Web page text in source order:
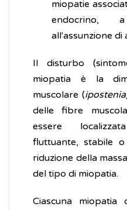
miopatie
endocrino,
all'assunzione di
Il disturbo
miopatia è la
muscolare (
delle fibre
essere
fluttuante, stabile
riduzione della
del tipo di miopatia.
Ciascuna miopatia